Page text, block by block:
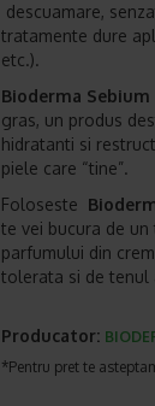
descuamare,
tratamente dure
etc.).
Bioderma Sebium
gras, un produs
hidratanti si
piele care “tine”.
Foloseste
te vei bucura de
parfumului din
tolerata si de tenul
Producator:
*Pentru pret te